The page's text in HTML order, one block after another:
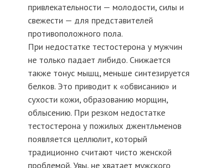
привлекательности — молодости, силы и
свежести — для представителей
противоположного пола.
При недостатке тестостерона у мужчин
не только падает либидо. Снижается
также тонус мышц, меньше синтезируется
белков. Это приводит к «обвисанию» и
сухости кожи, образованию морщин,
облысению. При резком недостатке
тестостерона у пожилых джентльменов
появляется целлюлит, который
традиционно считают чисто женской
проблемой. Увы, не хватает мужского